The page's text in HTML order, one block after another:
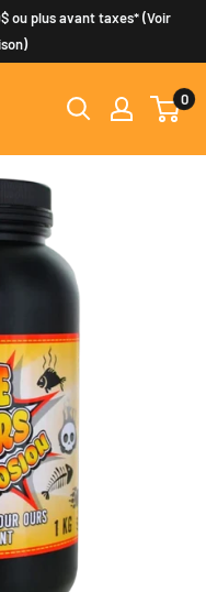
ou plus avant taxes* (Voir
0